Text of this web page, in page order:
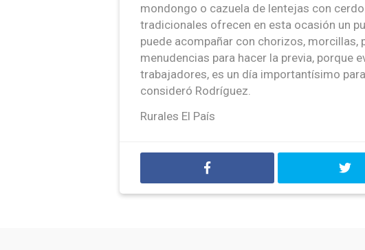
mondongo o cazuela de lentejas con
tradicionales ofrecen en esta ocasión un
puede acompañar con chorizos, morcillas,
menudencias para hacer la previa, porque
trabajadores, es un día importantísimo
consideró Rodríguez.
Rurales El País